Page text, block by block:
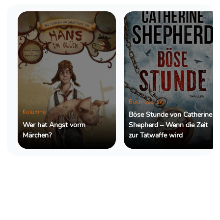
Sonne, golden im flimmernden Licht.
Und da standen sie, das Haupt erhoben
der Sonne entgegen, als ...
Kolumne
Wer hat Angst vorm
Märchen?
Buchrezension
Böse Stunde von Catherine
Shepherd – Wenn die Zeit
zur Tatwaffe wird